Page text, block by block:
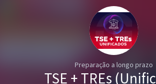
Preparação a longo prazo
TSE + TREs